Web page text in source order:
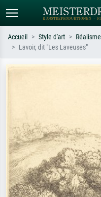
Accueil Style d'art Réalisme
Lavoir, dit "Les Laveuses"